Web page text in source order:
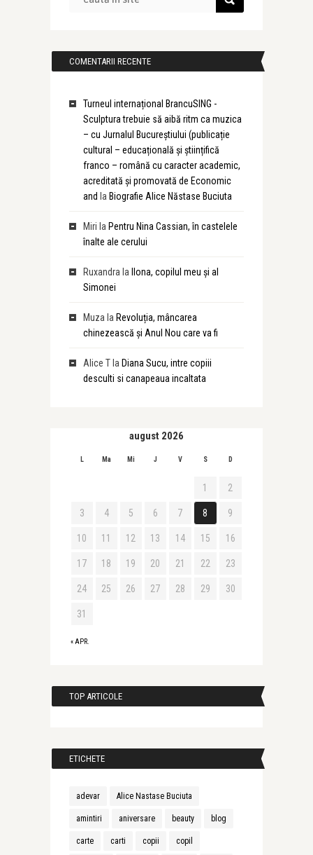
COMENTARII RECENTE
Turneul internațional BrancuSING -
Sculptura trebuie să aibă ritm ca muzica
– cu Jurnalul Bucureștiului (publicație
cultural – educațională și științifică
franco – română cu caracter academic,
acreditată și promovată de Economic
and la Biografie Alice Năstase Buciuta
Miri la Pentru Nina Cassian, în castelele
înalte ale cerului
Ruxandra la
Ilona, copilul meu și al
Simonei
Muza la Revoluția, mâncarea
chinezească și Anul Nou care va fi
Alice Tla Diana Sucu, intre copiii
desculti si canapeaua incaltata
august 2026
L Ma Mi J V S D
« APR.
1 2
3 4 5 6 7 8 9
10 11 12 13 14 15 16
17 18 19 20 21 22 23
24 25 26 27 28 29 30
31
TOP ARTICOLE
ETICHETE
adevar Alice Nastase Buciuta
amintiri aniversare beauty blog
carte carti copii copil